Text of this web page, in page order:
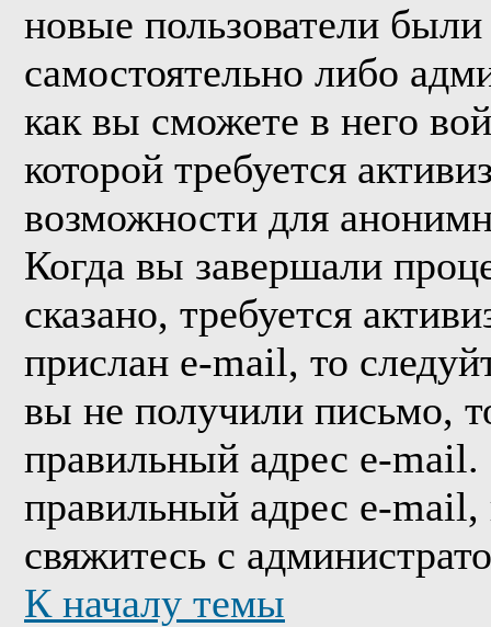
новые пользователи
самостоятельно либо
как вы сможете в него
которой требуется
возможности для
Когда вы завершали
сказано, требуется
прислан e-mail, то
вы не получили письмо,
правильный адрес e-
правильный адрес e-
свяжитесь с
К началу темы